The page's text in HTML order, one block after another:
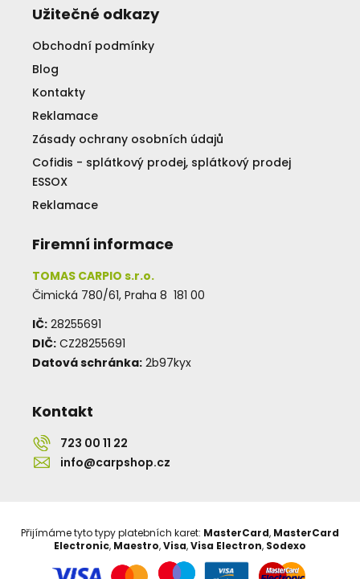
Užitečné odkazy
Obchodní podmínky
Blog
Kontakty
Reklamace
Zásady ochrany osobních údajů
Cofidis - splátkový prodej, splátkový prodej
ESSOX
Reklamace
Firemní informace
TOMAS CARPIO s.r.o.
Čimická 780/61, Praha 8 181 00
IČ: 28255691
DIČ: CZ28255691
Datová schránka: 2b97kyx
Kontakt
723 00 11 22
info@carpshop.cz
Přijímáme tyto typy platebních karet: MasterCard, MasterCard
Electronic, Maestro,Visa,Visa Electron, Sodexo